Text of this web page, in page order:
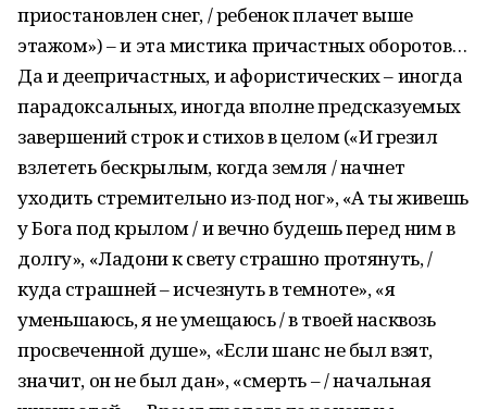
приостановлен снег, / ребенок плачет выше
этажом») – и эта мистика причастных оборотов…
Да и деепричастных, и афористических – иногда
парадоксальных, иногда вполне предсказуемых
завершений строк и стихов в целом («И грезил
взлететь бескрылым, когда земля / начнет
уходить стремительно из-под ног», «А ты живешь
у Бога под крылом / и вечно будешь перед ним в
долгу», «Ладони к свету страшно протянуть, /
куда страшней – исчезнуть в темноте», «я
уменьшаюсь, я не умещаюсь / в твоей насквозь
просвеченной душе», «Если шанс не был взят,
значит, он не был дан», «смерть – / начальная